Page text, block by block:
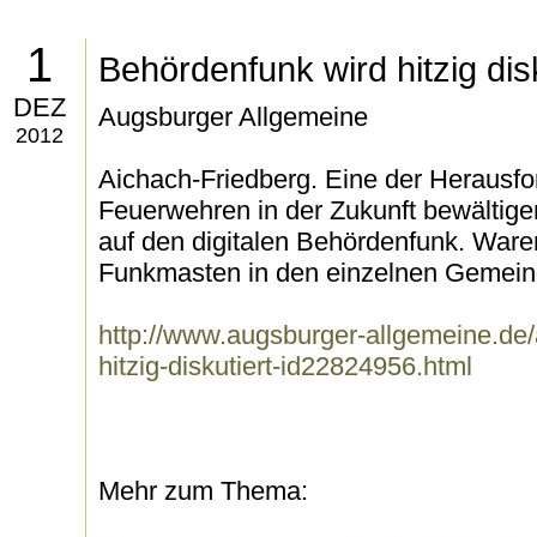
1
DEZ
2012
Behördenfunk wird hitzig
Augsburger Allgemeine
Aichach-Friedberg. Eine der
Feuerwehren in der Zukunft
auf den digitalen Behördenfunk.
Funkmasten in den einzelnen
http://www.augsburger-
hitzig-diskutiert-id22824956.html
Mehr zum Thema: